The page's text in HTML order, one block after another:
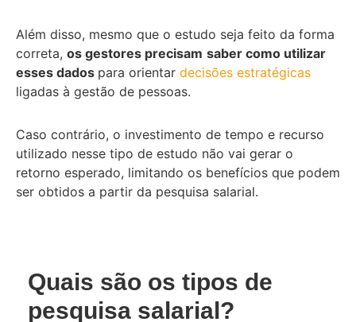
Além disso, mesmo que o estudo seja feito da forma
correta, os gestores precisam saber como utilizar
esses dados para orientar decisões estratégicas
ligadas à gestão de pessoas.
Caso contrário, o investimento de tempo e recurso
utilizado nesse tipo de estudo não vai gerar o
retorno esperado, limitando os benefícios que podem
ser obtidos a partir da pesquisa salarial.
Quais são os tipos de
pesquisa salarial?